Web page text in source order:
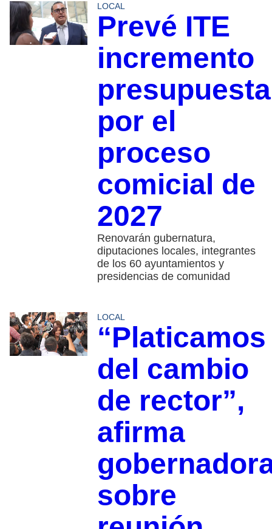
LOCAL
Prevé ITE
incremento
por el
proceso
comicial de
2027
Renovarán gubernatura,
diputaciones locales, integrantes
de los 60 ayuntamientos y
presidencias de comunidad
LOCAL
“Platicamos
del cambio
de rector”,
afirma
sobre